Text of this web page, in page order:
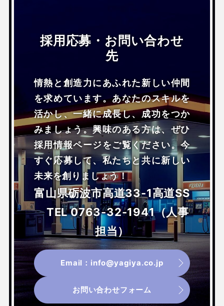
採用応募・お問い合わせ
先
情熱と創造力にあふれた新しい仲間
を求めています。あなたのスキルを
活かし、一緒に成長し、成功をつか
みましょう。興味のある方は、ぜひ
採用情報ページをご覧ください。今
すぐ応募して、私たちと共に新しい
未来を創りましょう！
富山県砺波市高道33-1高道SS
TEL 0763-32-1941（人事
担当）
Email：info@yagiya.co.jp
お問い合わせフォーム